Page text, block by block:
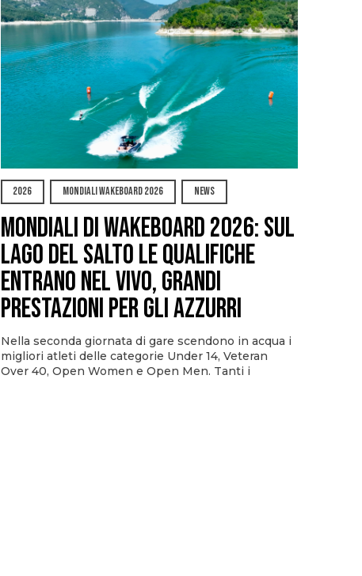
2026 MONDIALI WAKEBOARD 2026 NEWS
Mondiali di Wakeboard 2026: sul
Lago del Salto le qualifiche
entrano nel vivo, grandi
prestazioni per gli azzurri
Nella seconda giornata di gare scendono in acqua i
migliori atleti delle categorie Under 14, Veteran
Over 40, Open Women e Open Men. Tanti i